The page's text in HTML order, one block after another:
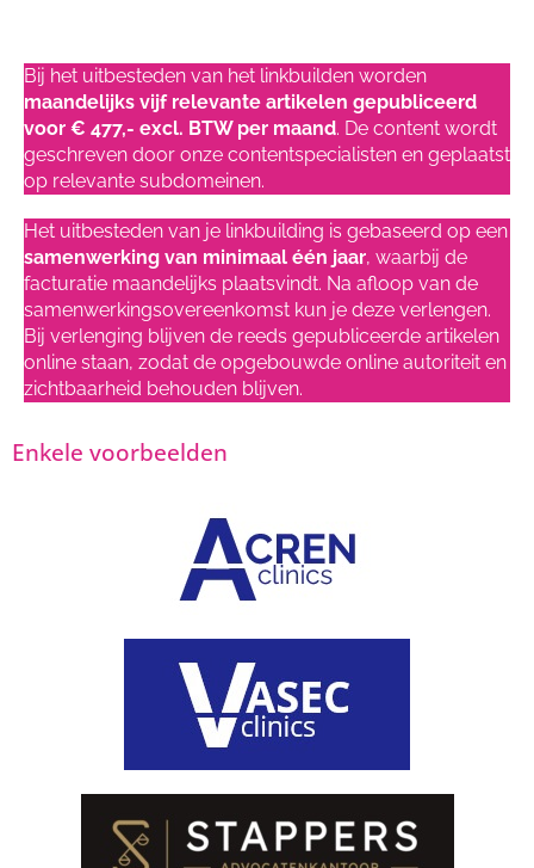
Bij het uitbesteden van het linkbuilden worden
maandelijks vijf relevante artikelen gepubliceerd
voor € 477,- excl. BTW per maand. De content wordt
geschreven door onze contentspecialisten en geplaatst
op relevante subdomeinen.
Het uitbesteden van je linkbuilding is gebaseerd op een
samenwerking van minimaal één jaar, waarbij de
facturatie maandelijks plaatsvindt. Na afloop van de
samenwerkingsovereenkomst kun je deze verlengen.
Bij verlenging blijven de reeds gepubliceerde artikelen
online staan, zodat de opgebouwde online autoriteit en
zichtbaarheid behouden blijven.
Enkele voorbeelden